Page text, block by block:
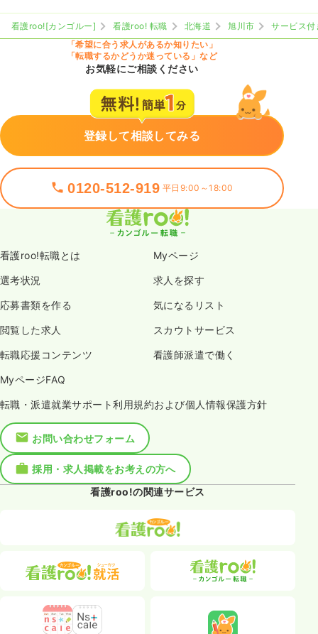
看護roo![カンゴルー] 看護roo! 転職 北海道 旭川市
サービス
「希望に合う求人があるか知りたい」
「転職するかどうか迷っている」など
お気軽にご相談ください
登録して相談してみる
0120-512-919 平日9:00～18:00
看護roo!転職とは Myページ
選考状況 求人を探す
応募書類を作る 気になるリスト
閲覧した求人 スカウトサービス
転職応援コンテンツ 看護師派遣で働く
MyページFAQ
転職・派遣就業サポート利用規約および個人情報保護方針
お問い合わせフォーム
採用・求人掲載をお考えの方へ
看護roo!の関連サービス